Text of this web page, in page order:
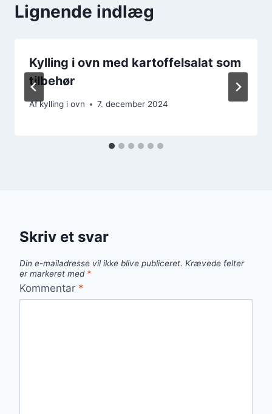
Lignende indlæg
Kylling i ovn med kartoffelsalat som
tilbehør
Afkylling i ovn 7. december 2024
Skriv et svar
Din e-mailadresse vil ikke blive publiceret. Krævede felter
er markeret med *
Kommentar *